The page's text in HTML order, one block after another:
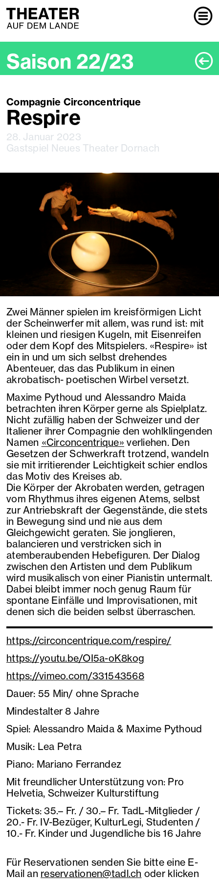
Saison 22/23 P
Compagnie Circoncentrique
Respire
28. Januar 2023
Gastspiel Neues Theater Dornach
Zwei Männer spielen im kreisförmigen Licht
der Scheinwerfer mit allem, was rund ist: mit
kleinen und riesigen Kugeln, mit Eisenreifen
oder dem Kopf des Mitspielers. «Respire» ist
ein in und um sich selbst drehendes
Abenteuer, das das Publikum in einen
akrobatisch- poetischen Wirbel versetzt.
Maxime Pythoud und Alessandro Maida
betrachten ihren Körper gerne als Spielplatz.
Nicht zufällig haben der Schweizer und der
Italiener ihrer Compagnie den wohlklingenden
Namen «Circoncentrique» verliehen. Den
Gesetzen der Schwerkraft trotzend, wandeln
sie mit irritierender Leichtigkeit schier endlos
das Motiv des Kreises ab.
Die Körper der Akrobaten werden, getragen
vom Rhythmus ihres eigenen Atems, selbst
zur Antriebskraft der Gegenstände, die stets
in Bewegung sind und nie aus dem
Gleichgewicht geraten. Sie jonglieren,
balancieren und verstricken sich in
atemberaubenden Hebefiguren. Der Dialog
zwischen den Artisten und dem Publikum
wird musikalisch von einer Pianistin untermalt.
Dabei bleibt immer noch genug Raum für
spontane Einfälle und Improvisationen, mit
denen sich die beiden selbst überraschen.
https://circoncentrique.com/respire/
https://youtu.be/OI5a-oK8kog
https://vimeo.com/331543568
Dauer: 55 Min/ ohne Sprache
Mindestalter 8 Jahre
Spiel: Alessandro Maida & Maxime Pythoud
Musik: Lea Petra
Piano: Mariano Ferrandez
Mit freundlicher Unterstützung von: Pro
Helvetia, Schweizer Kulturstiftung
Tickets: 35.– Fr. / 30.– Fr. TadL-Mitglieder /
20.- Fr. IV-Bezüger, KulturLegi, Studenten /
10.- Fr. Kinder und Jugendliche bis 16 Jahre
Für Reservationen senden Sie bitte eine E-
Mail an reservationen@tadl.ch oder klicken